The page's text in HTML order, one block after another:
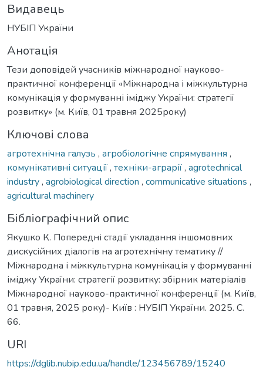
Видавець
НУБІП України
Анотація
Тези доповідей учасників міжнародної науково-
практичної конференції «Міжнародна і міжкультурна
комунікація у формуванні іміджу України: стратегії
розвитку» (м. Київ, 01 травня 2025року)
Ключові слова
агротехнічна галузь , агробіологічне спрямування ,
комунікативні ситуації, техніки-аграрії, agrotechnical
industry, agrobiological direction , communicative situations ,
agricultural machinery
Бібліографічний опис
Якушко К. Попередні стадії укладання іншомовних
дискусійних діалогів на агротехнічну тематику //
Міжнародна і міжкультурна комунікація у формуванні
іміджу України: стратегії розвитку: збірник матеріалів
Міжнародної науково-практичної конференції (м. Київ,
01 травня, 2025 року)- Київ : НУБІП України. 2025. С.
66.
URI
https://dglib.nubip.edu.ua/handle/123456789/15240